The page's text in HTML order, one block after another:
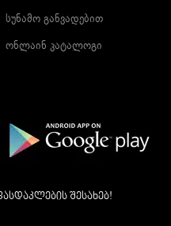
სუნამო განვადებით
ონლაინ კატალოგი
შესახებ!